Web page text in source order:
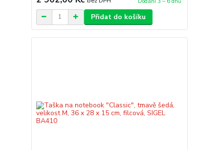
Přidat do košíku